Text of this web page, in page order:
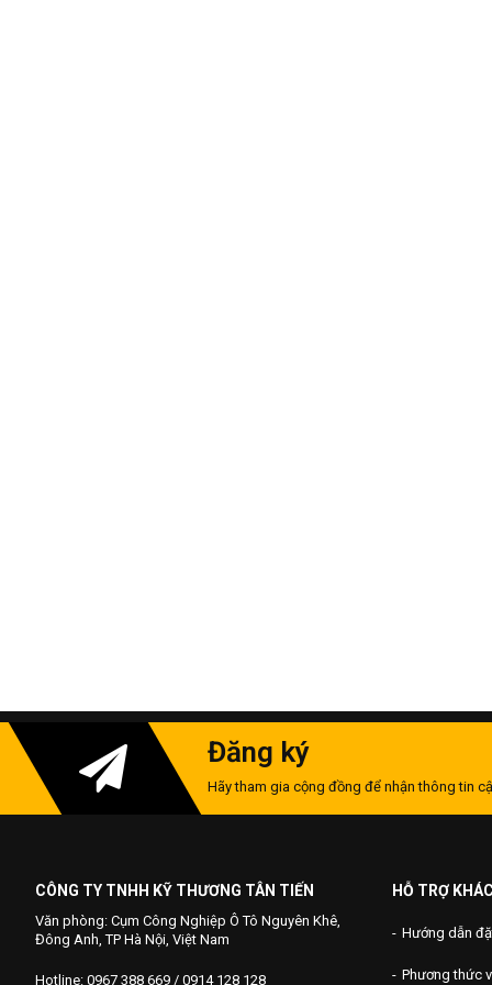
Đăng ký
Hãy tham gia cộng đồng để nhận thông tin
CÔNG TY TNHH KỸ THƯƠNG TÂN TIẾN
Văn phòng: Cụm Công Nghiệp Ô Tô Nguyên Khê,
Đông Anh, TP Hà Nội, Việt Nam
Hotline: 0967 388 669 / 0914 128 128
HỖ TRỢ
Hướng dẫn
Phương thức